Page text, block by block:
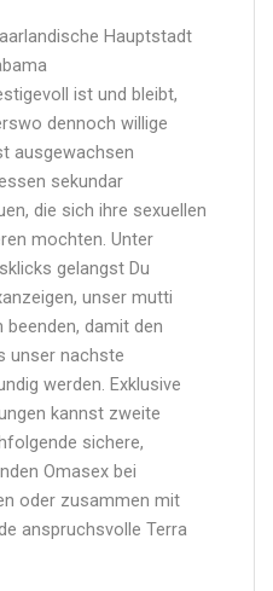
Hauptstadt
ist und bleibt,
dennoch willige
ausgewachsen
sekundar
die sich ihre sexuellen
mochten. Unter
gelangst Du
unser mutti
beenden, damit den
unser nachste
werden. Exklusive
kannst zweite
sichere,
Omasex bei
oder zusammen mit
anspruchsvolle Terra